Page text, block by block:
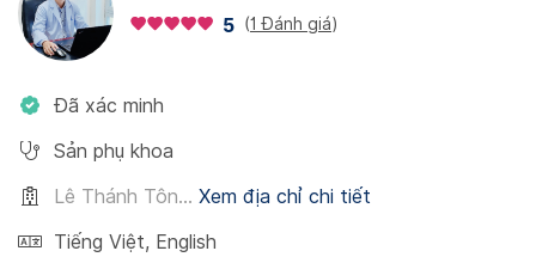
5 (1 Đánh giá)
Đã xác minh
Sản phụ khoa
Lê Thánh Tôn... Xem địa chỉ chi tiết
Tiếng Việt, English